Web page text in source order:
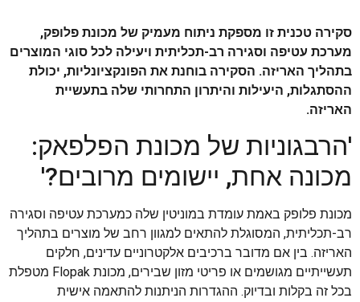
סקירה טכנית זו מספקת ניתוח מעמיק של מכונת פלופק,
מערכת עטיפה וסגירה רב-תכליתית ויעילה לכל סוגי המוצרים
בתהליך האריזה. הסקירה בוחנת את הפונקציונליות, יכולת
ההסתגלות, היעילות והיתרון התחרותי שלה בתעשיית
האריזה.
'הרבגוניות של מכונת הפלפאק:
מכונה אחת, יישומים מרובים?'
מכונת פלופק באמת עומדת במוניטין שלה כמערכת עטיפה וסגירה
רב-תכליתית, המסוגלת להתאים למגוון רחב של מוצרים בתהליך
האריזה. בין אם מדובר ברכיבים אלקטרוניים עדינים, חלקים
תעשייתיים מגושמים או פריטי מזון שבירים, מכונת Flopak מטפלת
בכל זה בקלות ובדיוק. ההגדרות הניתנות להתאמה אישית